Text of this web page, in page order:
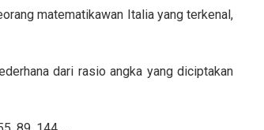
matematikawan Italia yang terkenal,
dari rasio angka yang diciptakan